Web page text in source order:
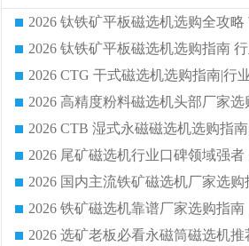
2026 CTG 干式磁选机选购指南|行